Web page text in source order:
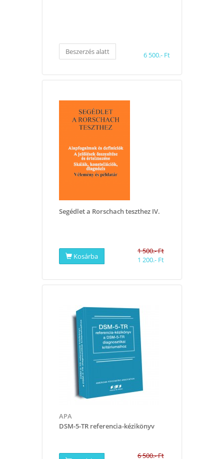
Beszerzés alatt 6 500.- Ft
Segédlet a Rorschach teszthez IV.
Kosárba
1 500.- Ft
1 200.- Ft
APA
DSM-5-TR referencia-kézikönyv
6 500.- Ft